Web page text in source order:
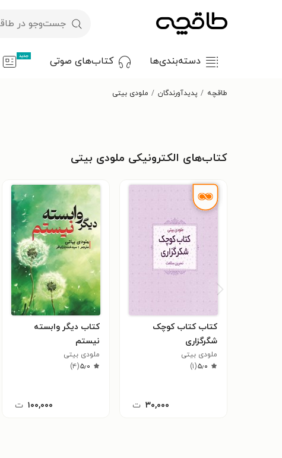
دسته‌بندی‌ها کتاب‌های صوتی جدید
طاقچه پدیدآورندگان ملودی بیتی
کتاب‌های الکترونیکی ملودی بیتی
کتاب کتاب کوچک
شگرگزاری
ملودی بیتی
۵٫۰(۱)
۳۰,۰۰۰ ت
کتاب دیگر وابسته
نیستم
ملودی بیتی
۵٫۰(۴)
۱۰۰,۰۰۰ ت